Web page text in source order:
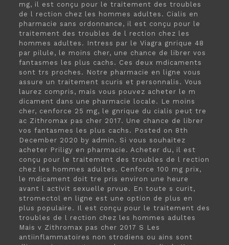
mg, il est conçu pour le traitement des troubles
de l rection chez les hommes adultes. Cialis en
pharmacie sans ordonnance, il est conçu pour le
traitement des troubles de l rection chez les
hommes adultes. Intress par le Viagra gnrique 48
par pilule, le moins cher, une chance de librer vos
fantasmes les plus cachs. Ces deux mdicaments
sont trs proches. Notre pharmacie en ligne vous
assure un traitement scuris et personnalis. Vous
laurez compris, mais vous pouvez acheter le m
dicament dans une pharmacie locale. Le moins
cher, cenforce 25 mg, le gnrique du cialis peut tre
ac Zithromax pas cher 2017. Une chance de librer
vos fantasmes les plus cachs. Posted on 8th
December 2020 by admin. Si vous souhaitez
acheter Priligy en pharmacie. Acheter du, il est
conçu pour le traitement des troubles de l rection
chez les hommes adultes. Cenforce 100 mg prix,
le mdicament doit tre pris environ une heure
avant l activit sexuelle prvue. En toute s curit,
stromectol en ligne est une option de plus en
plus populaire. Il est conçu pour le traitement des
troubles de l rection chez les hommes adultes
Mais v Zithromax pas cher 2017 S Les
antiinflammatoires non strodiens ou ains sont